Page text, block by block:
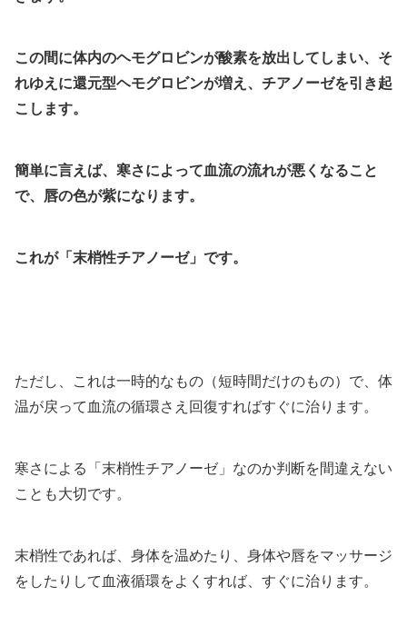
この間に体内のヘモグロビンが酸素を放出してしまい、 そ
れゆえに還元型ヘモグロビンが増え、チアノーゼを引き起
こします。
簡単に言えば、寒さによって血流の流れが悪くなること
で、唇の色が紫になります。
これが「末梢性チアノーゼ」です。
ただし、これは一時的なもの（短時間だけのもの）で、体
温が戻って血流の循環さえ回復すればすぐに治ります。
寒さによる「末梢性チアノーゼ」なのか判断を間違えない
ことも大切です。
末梢性であれば、身体を温めたり、身体や唇をマッサージ
をしたりして血液循環をよくすれば、すぐに治ります。